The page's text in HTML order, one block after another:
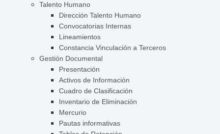
Talento Humano
Dirección Talento Humano
Convocatorias Internas
Lineamientos
Constancia Vinculación a Terceros
Gestión Documental
Presentación
Activos de Información
Cuadro de Clasificación
Inventario de Eliminación
Mercurio
Pautas informativas